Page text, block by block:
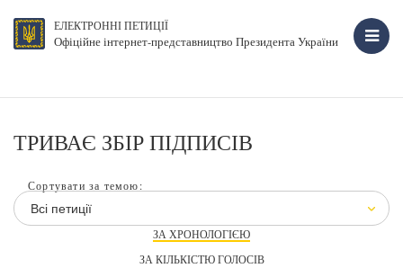
ЕЛЕКТРОННІ ПЕТИЦІЇ
Офіційне інтернет-представництво Президента України
ТРИВАЄ ЗБІР ПІДПИСІВ
Сортувати за темою:
Всі петиції
ЗА ХРОНОЛОГІЄЮ
ЗА КІЛЬКІСТЮ ГОЛОСІВ